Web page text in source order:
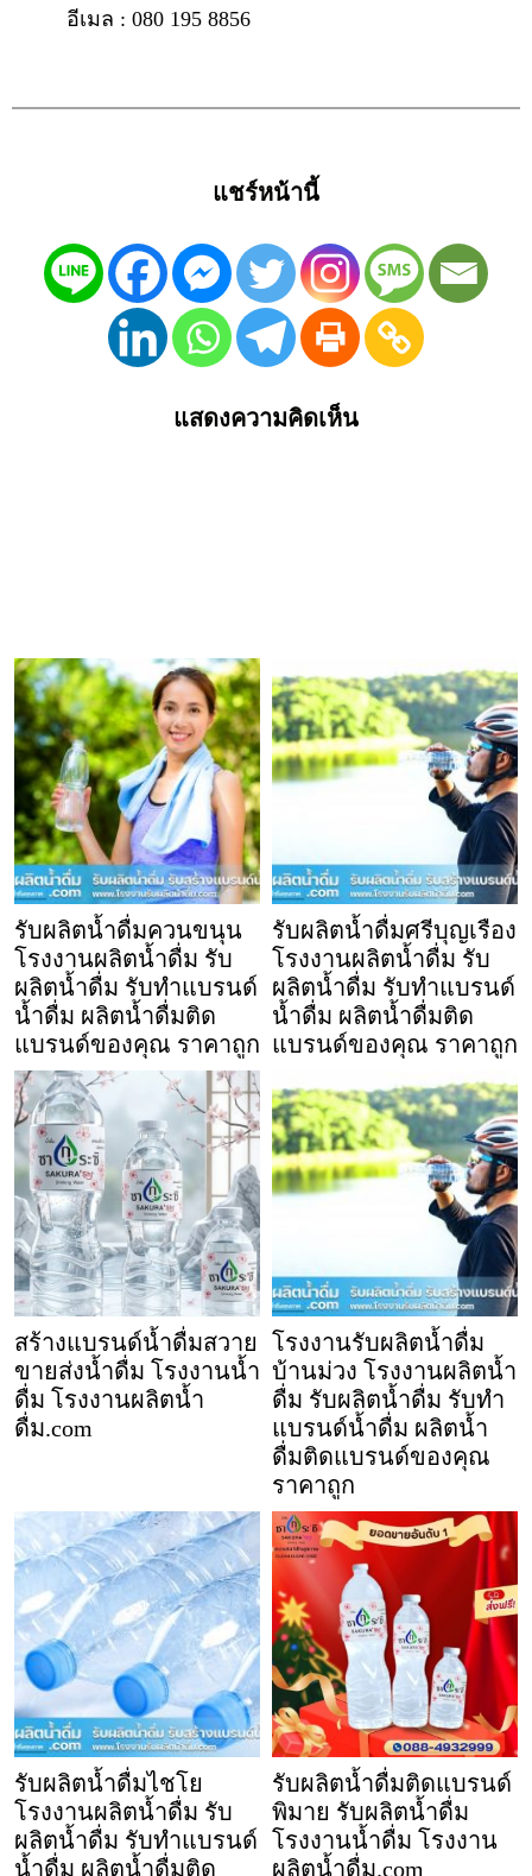
อีเมล : 080 195 8856
แชร์หน้านี้
แสดงความคิดเห็น
รับผลิตน้ำดื่มควนขนุน
โรงงานผลิตน้ำดื่ม รับ
ผลิตน้ำดื่ม รับทำแบรนด์
น้ำดื่ม ผลิตน้ำดื่มติด
แบรนด์ของคุณ ราคาถูก
รับผลิตน้ำดื่มศรีบุญเรือง
โรงงานผลิตน้ำดื่ม รับ
ผลิตน้ำดื่ม รับทำแบรนด์
น้ำดื่ม ผลิตน้ำดื่มติด
แบรนด์ของคุณ ราคาถูก
สร้างแบรนด์น้ำดื่มสวาย
ขายส่งน้ำดื่ม โรงงานน้ำ
ดื่ม โรงงานผลิตน้ำ
ดื่ม.com
โรงงานรับผลิตน้ำดื่ม
บ้านม่วง โรงงานผลิตน้ำ
ดื่ม รับผลิตน้ำดื่ม รับทำ
แบรนด์น้ำดื่ม ผลิตน้ำ
ดื่มติดแบรนด์ของคุณ
ราคาถูก
รับผลิตน้ำดื่มไชโย
โรงงานผลิตน้ำดื่ม รับ
ผลิตน้ำดื่ม รับทำแบรนด์
น้ำดื่ม ผลิตน้ำดื่มติด
รับผลิตน้ำดื่มติดแบรนด์
พิมาย รับผลิตน้ำดื่ม
โรงงานน้ำดื่ม โรงงาน
ผลิตน้ำดื่ม.com